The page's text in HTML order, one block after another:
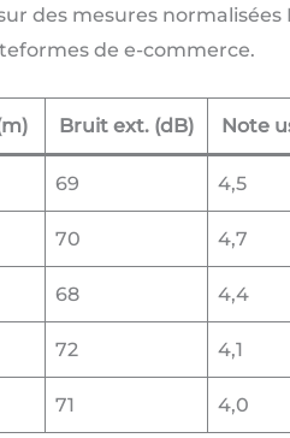
des mesures normalisées
de e-commerce.
Bruit ext. (dB) Note
69 4,5
70 4,7
68 4,4
72 4,1
71 4,0